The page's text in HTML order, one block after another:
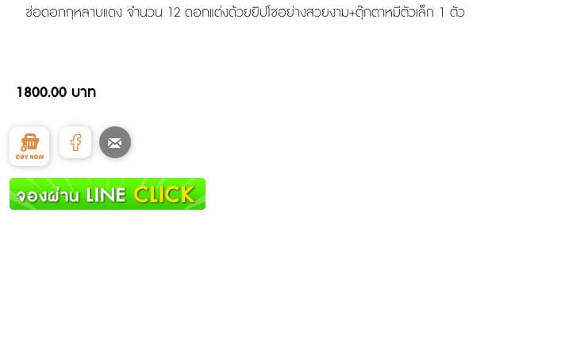
ช่อดอกกุหลาบแดง จำนวน 12 ดอกแต่งด้วยยิปโซอย่างสวยงาม+ตุ๊กตาหมีตัวเล็ก 1 ตัว
1800.00 บาท